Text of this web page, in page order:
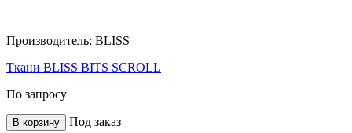
Производитель: BLISS
Ткани BLISS BITS SCROLL
По запросу
В корзину Под заказ